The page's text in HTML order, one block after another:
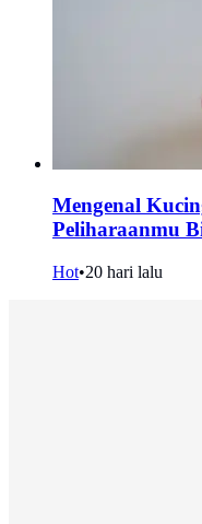
Mengenal
Peliharaanmu
Hot•20 hari lalu